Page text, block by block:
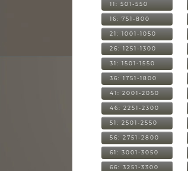
11: 501-550
16: 751-800
21: 1001-1050
26: 1251-1300
31: 1501-1550
36: 1751-1800
41: 2001-2050
46: 2251-2300
51: 2501-2550
56: 2751-2800
61: 3001-3050
66: 3251-3300